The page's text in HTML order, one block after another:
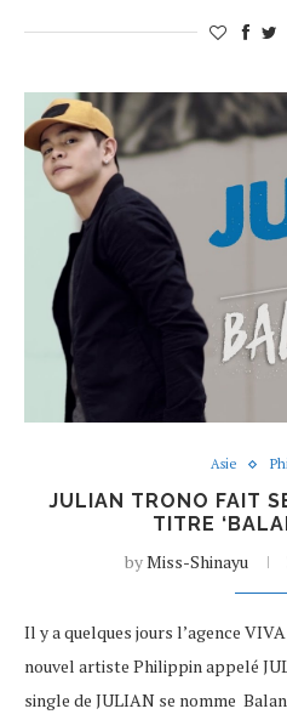
Asie
JULIAN TRONO FAIT
TITRE
byMiss-Shinayu
Il y a quelques jours l’agence
nouvel artiste Philippin appelé
single de JULIAN se nomme